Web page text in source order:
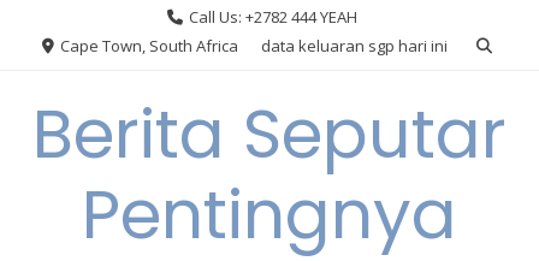
Call Us: +2782 444 YEAH
Cape Town, South Africa
data keluaran sgp hari ini
Berita Seputar
Pentingnya